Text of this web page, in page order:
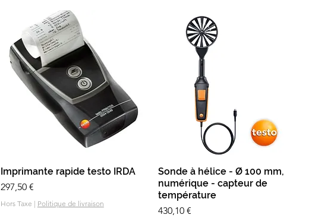
Aperçu rapide
Imprimante rapide testo IRDA
Prix
297,50 €
Hors Taxe | Politique de livraison
Aperçu rapide
Sonde à hélice - Ø 100 mm,
numérique - capteur de
température
Prix
430,10 €